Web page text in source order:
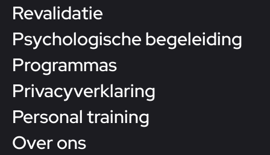
Revalidatie
Psychologische begeleiding
Programmas
Privacyverklaring
Personal training
Over ons